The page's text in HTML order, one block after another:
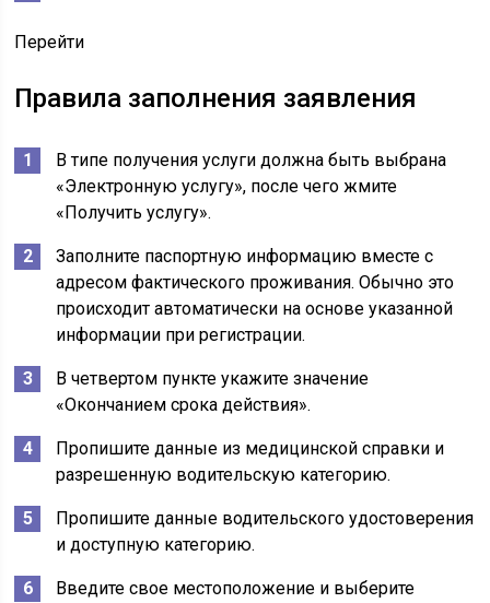
Перейти
Правила заполнения заявления
В типе получения услуги должна быть выбрана
«Электронную услугу», после чего жмите
«Получить услугу».
Заполните паспортную информацию вместе с
адресом фактического проживания. Обычно это
происходит автоматически на основе указанной
информации при регистрации.
В четвертом пункте укажите значение
«Окончанием срока действия».
Пропишите данные из медицинской справки и
разрешенную водительскую категорию.
Пропишите данные водительского удостоверения
и доступную категорию.
Введите свое местоположение и выберите